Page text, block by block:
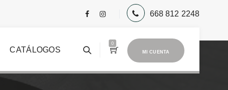
668 812 2248
MI CUENTA
0
CATÁLOGOS